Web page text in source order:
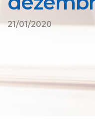
21/01/2020